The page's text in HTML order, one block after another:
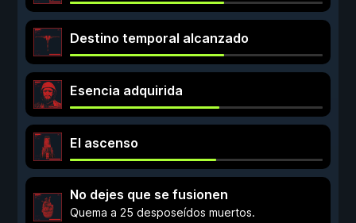
Destino temporal alcanzado
Esencia adquirida
El ascenso
No dejes que se fusionen
Quema a 25 desposeídos muertos.